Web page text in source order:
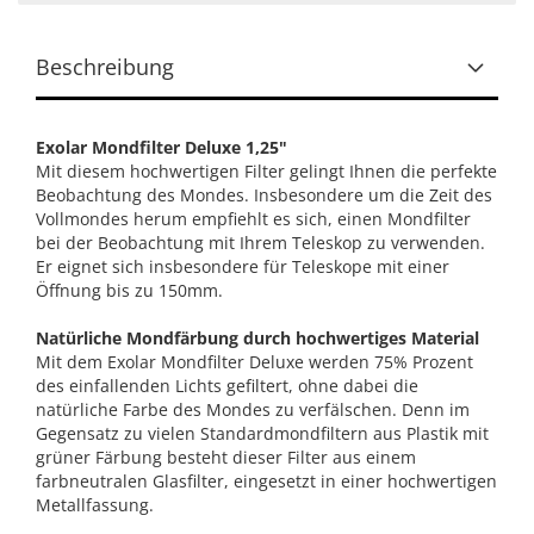
Beschreibung
Exolar Mondfilter Deluxe 1,25"
Mit diesem hochwertigen Filter gelingt Ihnen die perfekte
Beobachtung des Mondes. Insbesondere um die Zeit des
Vollmondes herum empfiehlt es sich, einen Mondfilter
bei der Beobachtung mit Ihrem Teleskop zu verwenden.
Er eignet sich insbesondere für Teleskope mit einer
Öffnung bis zu 150mm.
Natürliche Mondfärbung durch hochwertiges Material
Mit dem Exolar Mondfilter Deluxe werden 75% Prozent
des einfallenden Lichts gefiltert, ohne dabei die
natürliche Farbe des Mondes zu verfälschen. Denn im
Gegensatz zu vielen Standardmondfiltern aus Plastik mit
grüner Färbung besteht dieser Filter aus einem
farbneutralen Glasfilter, eingesetzt in einer hochwertigen
Metallfassung.